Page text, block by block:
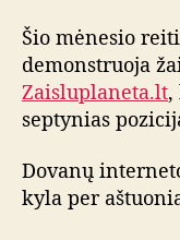
Šio mėnesio
demonstruoja
Zaisluplaneta.lt,
septynias
Dovanų
kyla per